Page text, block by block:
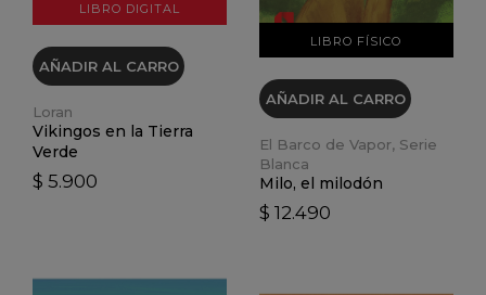
LIBRO DIGITAL
AÑADIR AL CARRO
Loran
Vikingos en la Tierra
Verde
$ 5.900
LIBRO FÍSICO
AÑADIR AL CARRO
El Barco de Vapor, Serie
Blanca
Milo, el milodón
$ 12.490